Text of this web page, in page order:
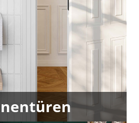
nach Ihren Wünschen.